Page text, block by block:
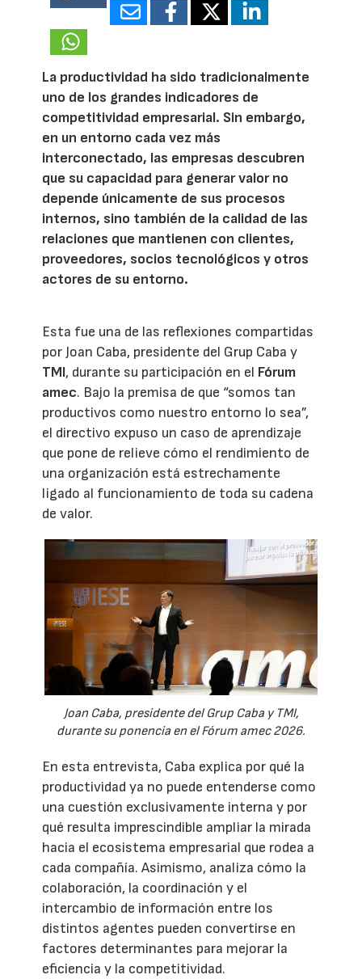
18111
La productividad ha sido tradicionalmente
uno de los grandes indicadores de
competitividad empresarial. Sin embargo,
en un entorno cada vez más
interconectado, las empresas descubren
que su capacidad para generar valor no
depende únicamente de sus procesos
internos, sino también de la calidad de las
relaciones que mantienen con clientes,
proveedores, socios tecnológicos y otros
actores de su entorno.
Esta fue una de las reflexiones compartidas
por Joan Caba, presidente del Grup Caba y
TMI, durante su participación en el Fórum
amec. Bajo la premisa de que “somos tan
productivos como nuestro entorno lo sea”,
el directivo expuso un caso de aprendizaje
que pone de relieve cómo el rendimiento de
una organización está estrechamente
ligado al funcionamiento de toda su cadena
de valor.
Joan Caba, presidente del Grup Caba y TMI,
durante su ponencia en el Fórum amec 2026.
En esta entrevista, Caba explica por qué la
productividad ya no puede entenderse como
una cuestión exclusivamente interna y por
qué resulta imprescindible ampliar la mirada
hacia el ecosistema empresarial que rodea a
cada compañía. Asimismo, analiza cómo la
colaboración, la coordinación y el
intercambio de información entre los
distintos agentes pueden convertirse en
factores determinantes para mejorar la
eficiencia y la competitividad.